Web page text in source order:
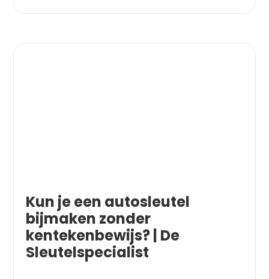
Kun je een autosleutel
bijmaken zonder
kentekenbewijs? | De
Sleutelspecialist